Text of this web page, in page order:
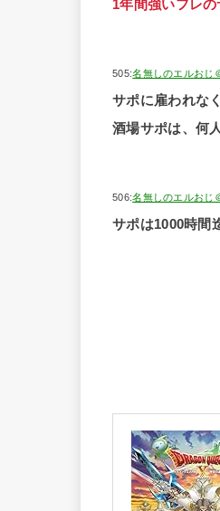
1年間強いフレ
505:名無しのエルおじ
サポに雇われな
酒場サポは、何
506:名無しのエルおじ
サポは1000時間